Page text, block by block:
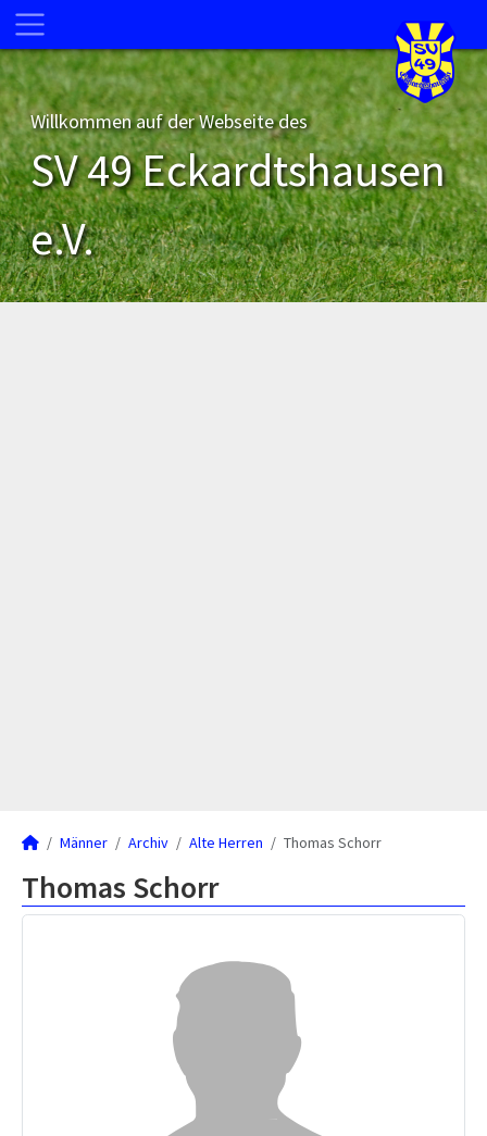
Willkommen auf der Webseite des
SV 49 Eckardtshausen
e.V.
Männer Archiv Alte Herren Thomas Schorr
Thomas Schorr